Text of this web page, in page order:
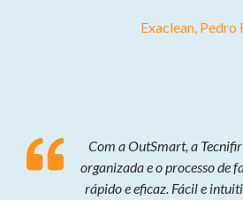
Exaclean, Pedro
Com a OutSmart, a
organizada e o processo de
rápido e eficaz. Fácil e